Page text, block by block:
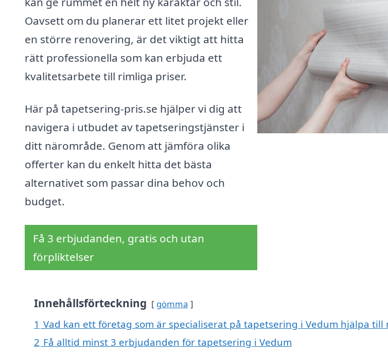
Oavsett om du planerar ett litet projekt eller
en större renovering, är det viktigt att hitta
rätt professionella som kan erbjuda ett
kvalitetsarbete till rimliga priser.
Här på tapetsering-pris.se hjälper vi dig att
navigera i utbudet av tapetseringstjänster i
ditt närområde. Genom att jämföra olika
offerter kan du enkelt hitta det bästa
alternativet som passar dina behov och
budget.
Få 3 erbjudanden, gratis och utan
förpliktelser
Innehållsförteckning gömma
1 Vad kan ett företag som är specialiserat på tapetsering i Vedum hjälpa till
2 Få alltid minst 3 erbjudanden för tapetsering i Vedum